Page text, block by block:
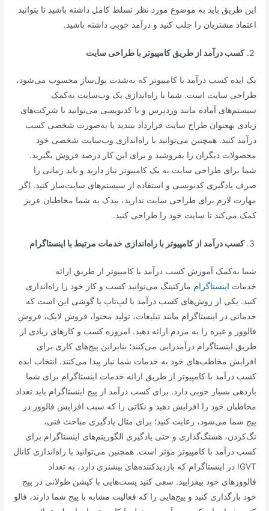
این طریق باید به موضوع مورد نظر تسلط کامل داشته باشید تا بتوانید
اعتماد مشتریان را جلب کنید و درآمد خوبی داشته باشید.
کسب درآمد از طریق کامپیوتر با طراحی سایت
یک ایده کسب درآمد با کامپیوتر که به‌شدت پول‌ساز محسوب می‌شود،
طراحی سایت است. شما با راه‌اندازی یک وب‌سایت به‌کمک
سیستم‌های آماده مانند وردپرس و با کدنویسی می‌توانید با شرکت‌های
زیادی بهعنوان طراح سایت قرارداد ببندید یا به‌صورت شخصی کسب
درآمد کنید. همچنین می‌توانید با راه‌اندازی وب‌سایت شخصی خود
محصولات دیگران را بفروشید و برای این کار درصد فروش بگیرید.
شما برای طراحی سایت به یک کامپیوتر نیاز دارید و باید زمانی را
صرف یادگیری کدنویسی و استفاده از سیستم‌های سایت‌ساز کنید. اگر
مهارت لازم برای طراحی سایت ندارید، بیدک به شما مخاطبان عزیز
کمک می‌کند تا سایت خود را طراحی کنید.
کسب درآمد از کامپیوتر با راه‌اندازی خدمات مرتبط با اینستاگرام
شما به‌کمک آموزش کسب درآمد با کامپیوتر از طریق ارائه
خدمات اینستاگرام مارکتینگ می‌توانید کسب و کار خود را راه‌اندازی
کنید. یکی از روش‌های کسب درآمد با لپ‌تاپ یا گوشی این است که
خدماتی در اینستاگرام مانند تبلیغات، تولید محتوا، فروش لایک، فروش
فالوور و غیره را به مردم ارائه دهید. امروزه کسب و کارهای زیادی از
طریق اینستاگرام درآمدزایی می‌کنند؛ بنابراین پیج‌های کاری برای
افزایش مخاطب‌های خود به خدمات شما نیاز پیدا می‌کنند. انتخاب ایده
کسب درآمد با کامپیوتر از طریق ارائه خدمات اینستاگرام برای شما
بازدهی بسیار خوبی دارد. برای کسب درآمد از پیج اینستاگرام باید تعداد
مخاطبان خود را افزایش دهید و نکاتی را که سبب افزایش فالوور در
پیج شما می‌شود، رعایت کنید؛ برای مثال یادگیری مباحث فنی،
تگ‌کردن، هشتگ‌گذاری و حتی یادگیری الگوریتم‌های اینستاگرام برای
کسب درآمد با کامپیوتر مؤثر است. همچنین می‌توانید با راه‌اندازی کانال
IGVT در اینستاگرام که بازدیدکننده‌های بیشتری دارد، به تعداد
فالوورهای خود بیفزایید. سعی کنید پست‌هایی با کپشن طولانی در پیج
خود بارگذاری کنید و پیج‌هایی را که فعالیت مشابه با پیج شما دارند، فالو